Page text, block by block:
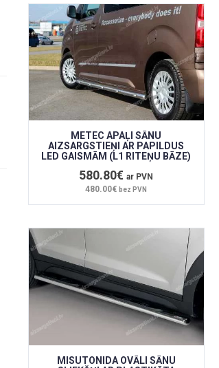
METEC APAĻI SĀNU
AIZSARGSTIEŅI AR PAPILDUS
LED GAISMĀM (L1 RITEŅU BĀZE)
580.80€ar PVN
480.00€bez PVN
MISUTONIDA OVĀLI SĀNU